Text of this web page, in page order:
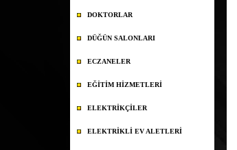
DOKTORLAR
DÜĞÜN SALONLARI
ECZANELER
EĞİTİM HİZMETLERİ
ELEKTRİKÇİLER
ELEKTRİKLİ EV ALETLERİ